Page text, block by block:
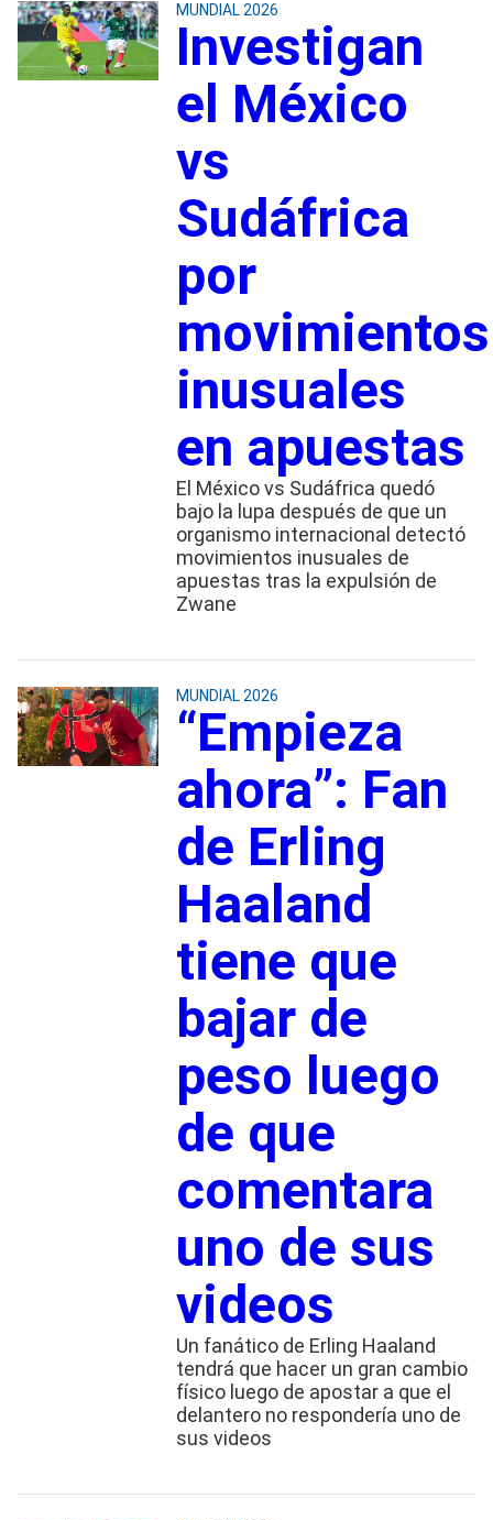
MUNDIAL 2026
Investigan
el México
vs
Sudáfrica
por
movimientos
inusuales
en apuestas
El México vs Sudáfrica quedó
bajo la lupa después de que un
organismo internacional detectó
movimientos inusuales de
apuestas tras la expulsión de
Zwane
MUNDIAL 2026
“Empieza
ahora”: Fan
de Erling
Haaland
tiene que
bajar de
peso luego
de que
comentara
uno de sus
videos
Un fanático de Erling Haaland
tendrá que hacer un gran cambio
físico luego de apostar a que el
delantero no respondería uno de
sus videos